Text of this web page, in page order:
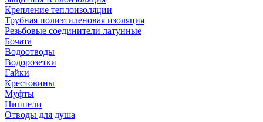
Крепление теплоизоляции
Трубная полиэтиленовая изоляция
Резьбовые соединители латунные
Бочата
Водоотводы
Водорозетки
Гайки
Крестовины
Муфты
Ниппели
Отводы для душа